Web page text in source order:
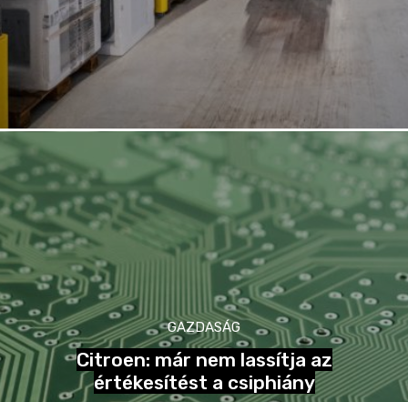
GAZDASÁG
Citroen: már nem lassítja az
értékesítést a csiphiány